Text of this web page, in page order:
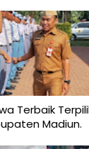
Terbaik
Madiun.